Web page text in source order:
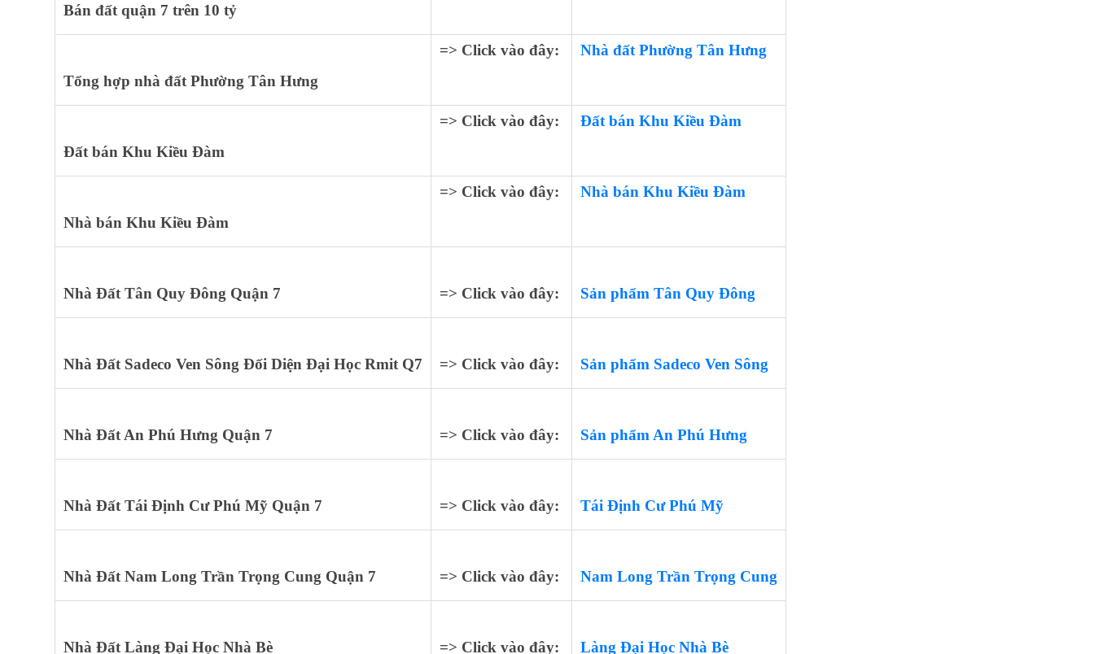
Bán đất quận 7 trên 10 tỷ
Tổng hợp nhà đất Phường Tân Hưng
=> Click vào đây: Nhà đất Phường Tân Hưng
Đất bán Khu Kiều Đàm
=> Click vào đây: Đất bán Khu Kiều Đàm
Nhà bán Khu Kiều Đàm
=> Click vào đây: Nhà bán Khu Kiều Đàm
Nhà Đất Tân Quy Đông Quận 7 => Click vào đây: Sản phẩm Tân Quy Đông
Nhà Đất Sadeco Ven Sông Đối Diện Đại Học Rmit Q7 => Click vào đây: Sản phẩm Sadeco Ven Sông
Nhà Đất An Phú Hưng Quận 7 => Click vào đây: Sản phẩm An Phú Hưng
Nhà Đất Tái Định Cư Phú Mỹ Quận 7 => Click vào đây: Tái Định Cư Phú Mỹ
Nhà Đất Nam Long Trần Trọng Cung Quận 7 => Click vào đây: Nam Long Trần Trọng Cung
Nhà Đất Làng Đại Học Nhà Bè => Click vào đây: Làng Đại Học Nhà Bè